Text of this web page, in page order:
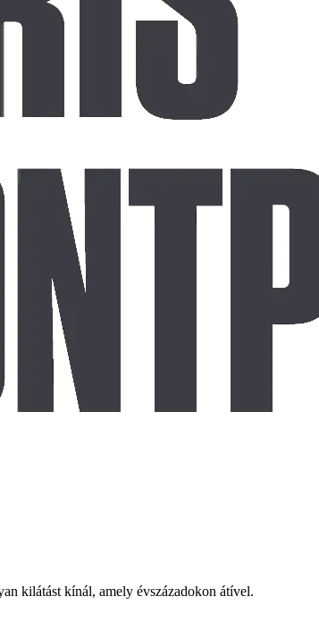
kilátást kínál, amely évszázadokon átível.